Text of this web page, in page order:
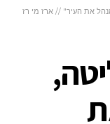
את העיר" // ארז מי רז